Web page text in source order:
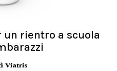
un rientro a scuola
Viatris